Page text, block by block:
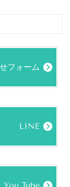
フォーム
LINE